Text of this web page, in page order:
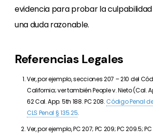
evidencia para probar la
una duda razonable.
Referencias Legales
Ver, por ejemplo, secciones 207 – 210 del
California; ver también People v. Nieto (Cal.
62 Cal. App. 5th 188. PC 208. Código Penal
CLS Penal § 135.25.
Ver, por ejemplo, PC 207; PC 209; PC 209.5; PC